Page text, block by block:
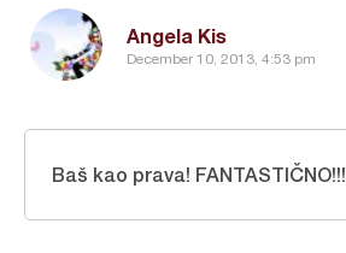
Angela Kis
December 10, 2013, 4:53 pm
Baš kao prava! FANTASTIČNO!!!